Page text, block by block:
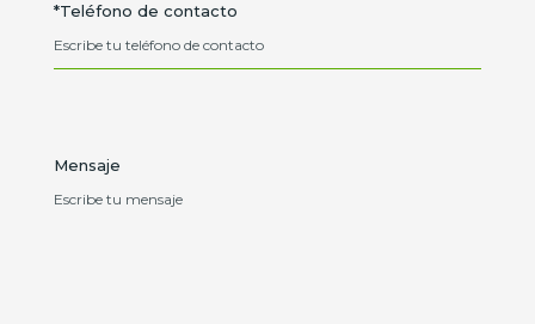
*Teléfono de contacto
Mensaje